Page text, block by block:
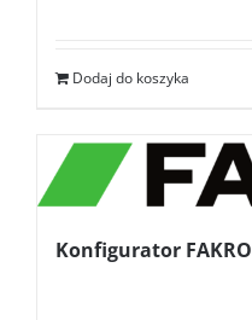
Dodaj do koszyka
Konfigurator FAKRO